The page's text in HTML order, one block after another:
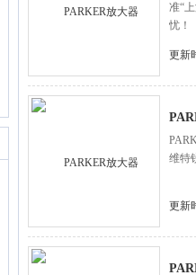
准“
忧！
更新
维特
更新